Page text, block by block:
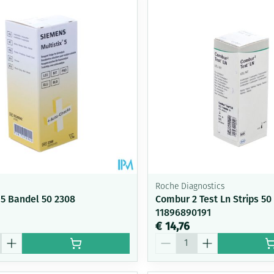
Bandel 50 2308
Roche Diagnostics
Combur 2 Test Ln Strips 50
11896890191
€ 14,76